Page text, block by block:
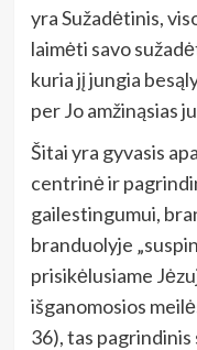
yra Sužadėtinis,
laimėti savo
kuria jį jungia
per Jo amžinąsias
Šitai yra gyvasis
centrinė ir
gailestingumui,
branduolyje
prisikėlusiame
išganomosios
36), tas pagrindinis